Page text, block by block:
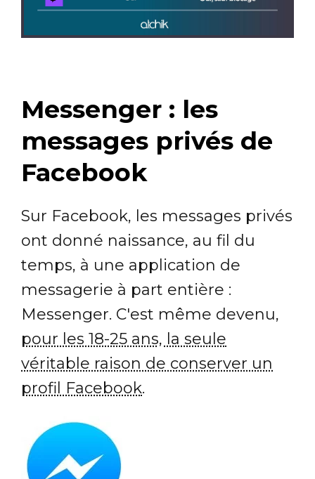
Messenger : les
messages privés de
Facebook
Sur Facebook, les messages privés
ont donné naissance, au fil du
temps, à une application de
messagerie à part entière :
Messenger. C'est même devenu,
pour les 18-25 ans, la seule
véritable raison de conserver un
profil Facebook.